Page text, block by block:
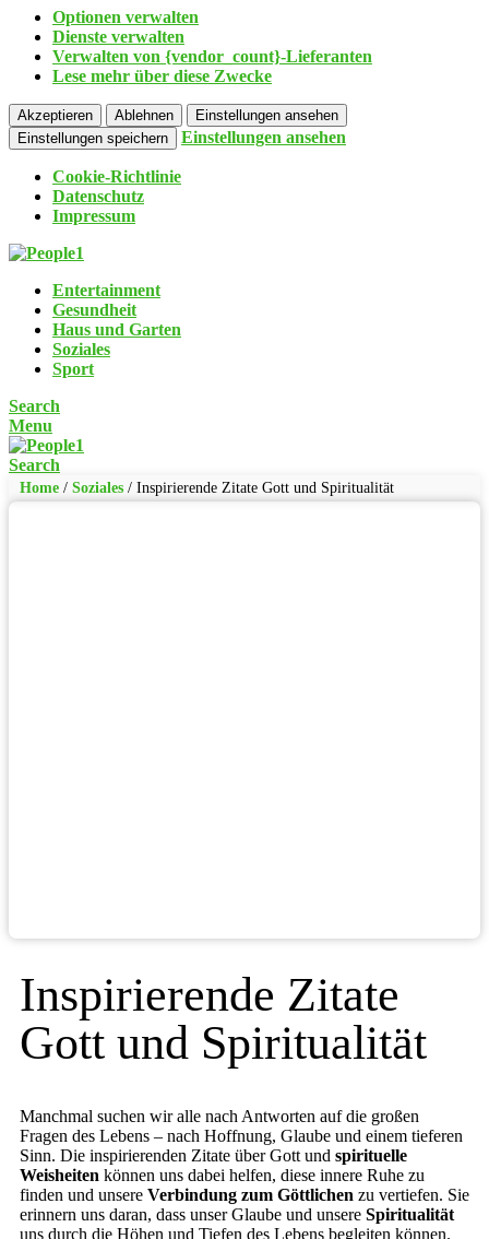
Optionen verwalten
Dienste verwalten
Verwalten von {vendor_count}-Lieferanten
Lese mehr über diese Zwecke
Akzeptieren Ablehnen
Einstellungen ansehen
Einstellungen speichern
Einstellungen ansehen
Cookie-Richtlinie
Datenschutz
Impressum
Entertainment
Gesundheit
Haus und Garten
Soziales
Sport
Search
Menu
Search
Home / Soziales / Inspirierende Zitate Gott und Spiritualität
Inspirierende Zitate
Gott und Spiritualität
Manchmal suchen wir alle nach Antworten auf die großen
Fragen des Lebens – nach Hoffnung, Glaube und einem tieferen
Sinn. Die inspirierenden Zitate über Gott und spirituelle
Weisheiten können uns dabei helfen, diese innere Ruhe zu
finden und unsere Verbindung zum Göttlichen zu vertiefen. Sie
erinnern uns daran, dass unser Glaube und unsere Spiritualität
uns durch die Höhen und Tiefen des Lebens begleiten können.